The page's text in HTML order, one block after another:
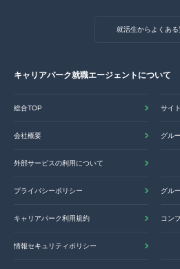
就活生からよくある
キャリアパーク就職エージェントについて
総合TOP サイ
会社概要 グル
外部サービスの利用について
プライバシーポリシー グル
キャリアパーク利用規約 コン
情報セキュリティポリシー